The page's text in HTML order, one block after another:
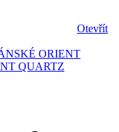
Otevřít
ORIENT
QUARTZ